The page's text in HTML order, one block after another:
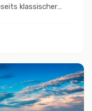
klassischer